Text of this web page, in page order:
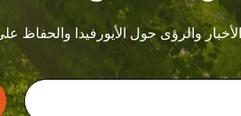
والرؤى حول الأيورفيدا